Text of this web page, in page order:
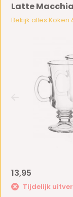
Latte
Bekijk alles Koken
13,95
Tijdelijk